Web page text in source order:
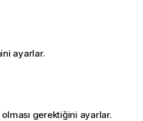
ayarlar.
gerektiğini ayarlar.